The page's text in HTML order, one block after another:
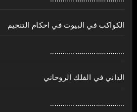
الكواكب في البيوت في احكام التنجيم
....................................
الداني في الفلك الروحاني
....................................